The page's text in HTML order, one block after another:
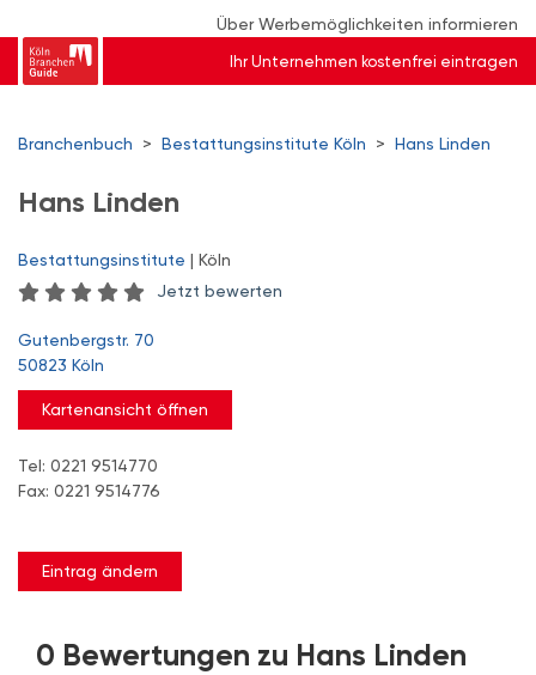
Über Werbemöglichkeiten informieren
Ihr Unternehmen kostenfrei eintragen
Branchenbuch > Bestattungsinstitute Köln > Hans Linden
Hans Linden
Bestattungsinstitute | Köln
Jetzt bewerten
Gutenbergstr. 70
50823 Köln
Kartenansicht öffnen
Tel: 0221 9514770
Fax: 0221 9514776
Eintrag ändern
0 Bewertungen zu Hans Linden